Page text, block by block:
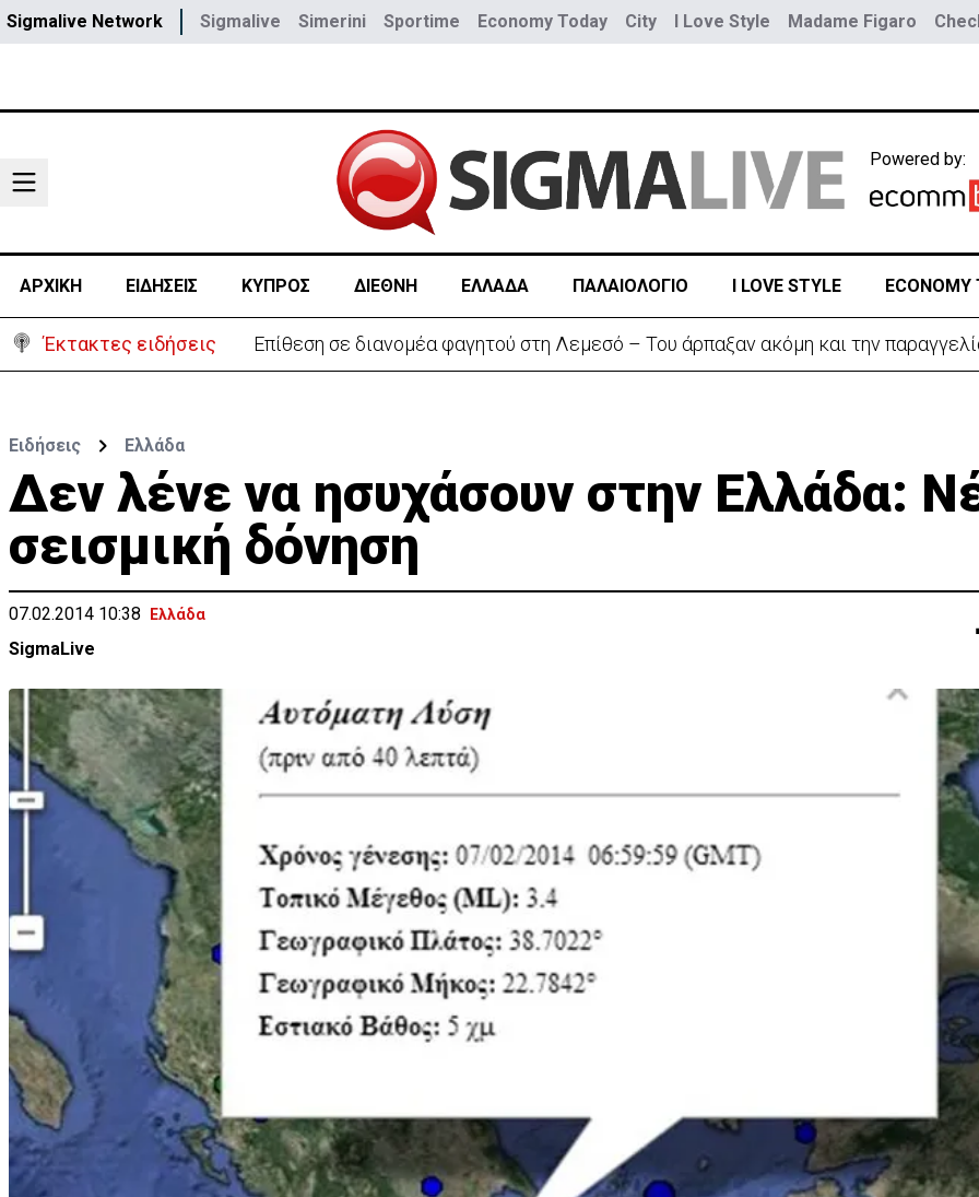
Sigmalive Network Sigmalive Simerini Sportime Economy Today City I Love Style Madame Figaro
Powered by:
ΑΡΧΙΚΗ ΕΙΔΗΣΕΙΣ ΚΥΠΡΟΣ ΔΙΕΘΝΗ ΕΛΛΑΔΑ ΠΑΛΑΙΟΛΟΓΙΟ I LOVE STYLE ECONOMY
Έκτακτες ειδήσεις Ο στρατηγός του Τραμπ «αναζητά διέξοδο» από τον πόλεμο με το Ιράν
Ειδήσεις Ελλάδα
Δεν λένε να ησυχάσουν στην Ελλάδα:
σεισμική δόνηση
07.02.2014 10:38 Ελλάδα
SigmaLive